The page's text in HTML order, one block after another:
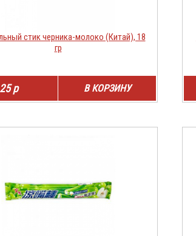
стик черника-молоко (Китай), 18
гр
25 р В КОРЗИНУ